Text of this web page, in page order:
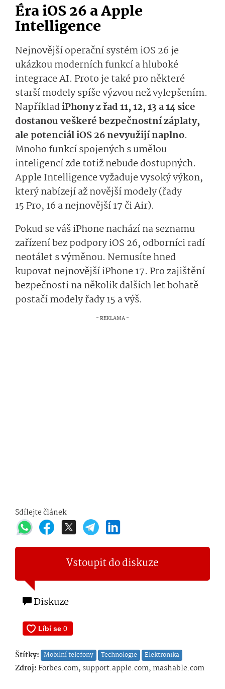
Éra iOS 26 a Apple
Intelligence
Nejnovější operační systém iOS 26 je
ukázkou moderních funkcí a hluboké
integrace AI. Proto je také pro některé
starší modely spíše výzvou než vylepšením.
NapříkladiPhony z řad 11, 12, 13 a 14 sice
dostanou veškeré bezpečnostní záplaty,
ale potenciál iOS 26 nevyužijí naplno.
Mnoho funkcí spojených s umělou
inteligencí zde totiž nebude dostupných.
Apple Intelligence vyžaduje vysoký výkon,
který nabízejí až novější modely (řady
15 Pro, 16 a nejnovější 17 či Air).
Pokud se váš iPhone nachází na seznamu
zařízení bez podpory iOS 26, odborníci radí
neotálet s výměnou. Nemusíte hned
kupovat nejnovější iPhone 17. Pro zajištění
bezpečnosti na několik dalších let bohatě
postačí modely řady 15 a výš.
Sdílejte článek
Vstoupit do diskuze
Diskuze
Štítky: Mobilní telefony Technologie Elektronika
Zdroj:Forbes.com, support.apple.com, mashable.com